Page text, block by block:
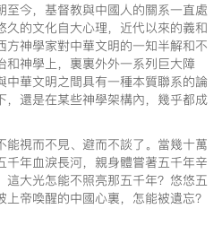
至今，基督教與中國人的關系一直處
久的文化自大心理，近代以來的義和
方神學家對中華文明的一知半解和不
和神學上，裏裏外外一系列巨大障
中華文明之間具有一種本質聯系的論
，還是在某些神學架構內，幾乎都成
能視而不見、避而不談了。當幾十萬
千年血淚長河，親身體嘗著五千年辛
這大光怎能不照亮那五千年？悠悠五
帝喚醒的中國心裏，怎能被遺忘？